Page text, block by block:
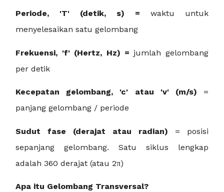
Periode, 'T' (detik, s) = waktu untuk
menyelesaikan satu gelombang
Frekuensi, 'f' (Hertz, Hz) = jumlah gelombang
per detik
Kecepatan gelombang, 'c' atau 'v' (m/s) =
panjang gelombang / periode
Sudut fase (derajat atau radian) = posisi
sepanjang gelombang. Satu siklus lengkap
adalah 360 derajat (atau 2π)
Apa itu Gelombang Transversal?